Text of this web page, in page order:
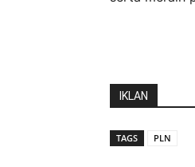
IKLAN
TAGS PLN